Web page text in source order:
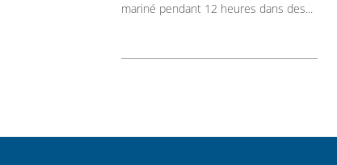
mariné pendant 12 heures dans des...